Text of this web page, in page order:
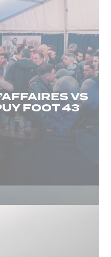
VS
FOOT 43